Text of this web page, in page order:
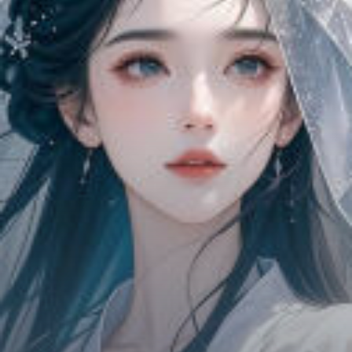
Chữa Lành
Sủng
Gia Đình
Hài Hước
Trọng Sinh
Hào Môn Thế Gia
Sảng Văn
Ngược
Xuyên Không
Tiểu Thuyết
Đoản Văn